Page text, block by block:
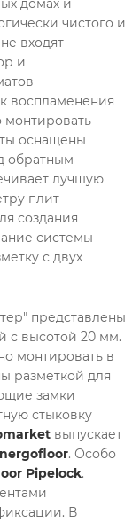
домах и
чистого и
входят
и
воспламенения
оснащены
обратным
лучшую
плит
создания
системы
с двух
представлены
с высотой 20 мм.
монтировать в
разметкой для
замки
стыковку
выпускает
. Особо
Pipelock.
В